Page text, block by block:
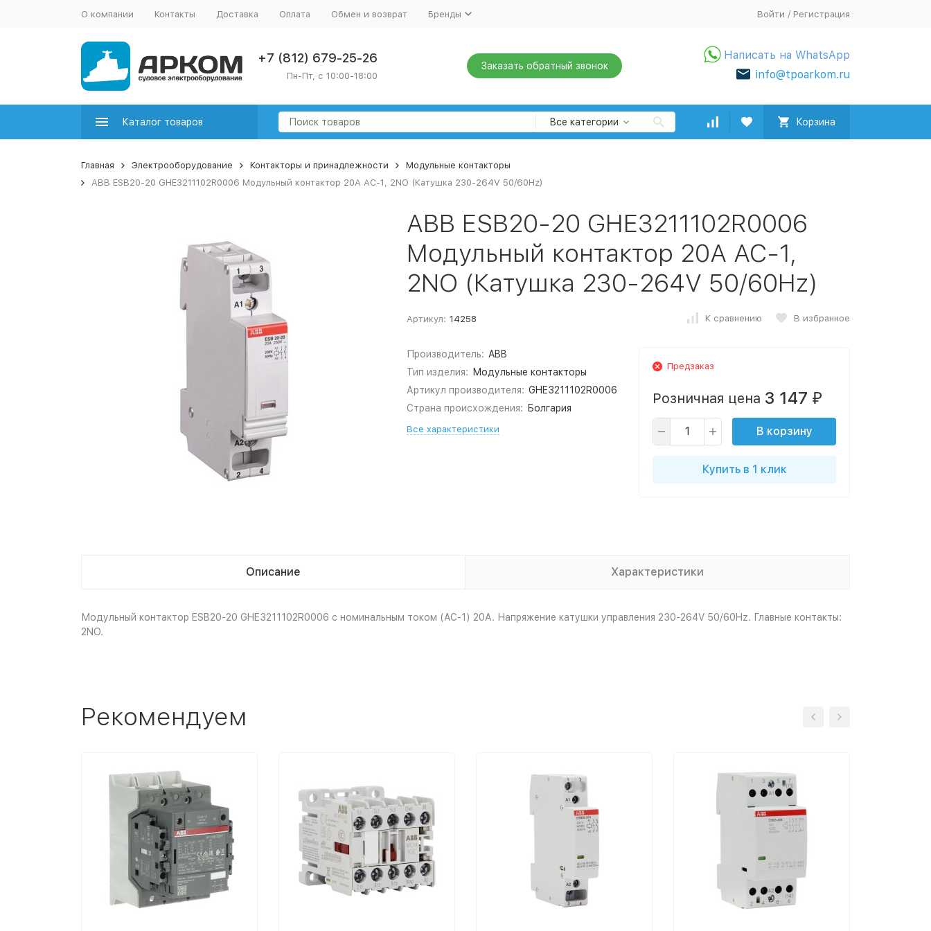
О компании Контакты Доставка Оплата Обмен и возврат Бренды Войти / Регистрация
+7 (812) 679-25-26
Пн-Пт, с 10:00-18:00
Заказать обратный звонок
Написать на WhatsApp
info@tpoarkom.ru
Каталог товаров Все категории Корзина
Главная Электрооборудование Контакторы и принадлежности
Модульные контакторы
ABB ESB20-20 GHE3211102R0006 Модульный контактор 20А АС-1, 2NO (Катушка 230-264V 50/60Hz)
ABB ESB20-20 GHE3211102R0006
Модульный контактор 20А АС-1,
2NO (Катушка 230-264V 50/60Hz)
Артикул: 14258 К сравнению В избранное
Производитель: ABB
Тип изделия:
Модульные контакторы
Артикул производителя: GHE3211102R0006
Страна происхождения:
Болгария
Все характеристики
Предзаказ
Розничная цена 3 147 ₽
В корзину
Купить в 1 клик
Описание Характеристики
Модульный контактор ESB20-20 GHE3211102R0006 с номинальным током (AC-1) 20А. Напряжение катушки управления 230-264V 50/60Hz. Главные контакты:
2NO.
Рекомендуем